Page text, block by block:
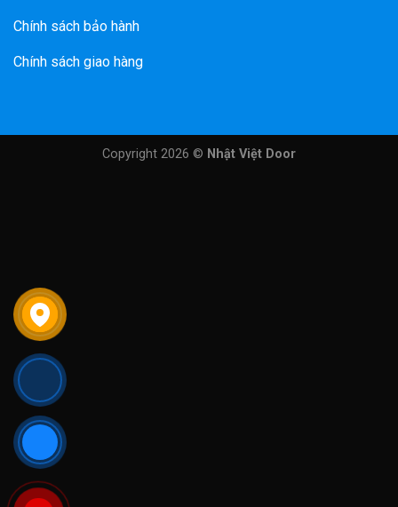
Chính sách bảo hành
Chính sách giao hàng
Copyright 2026 © Nhật Việt Door